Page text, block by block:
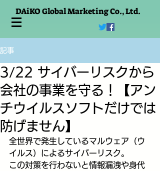
DAiKO Global Marketing Co., Ltd.
記事
3/22 サイバーリスクから
会社の事業を守る！【アン
チウイルスソフトだけでは
防げません】
全世界で発生しているマルウェア（ウ
イルス）によるサイバーリスク。
この対策を行わないと情報漏洩や身代